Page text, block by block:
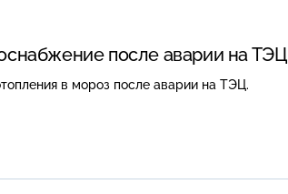
после аварии на ТЭЦ
в мороз после аварии на ТЭЦ.